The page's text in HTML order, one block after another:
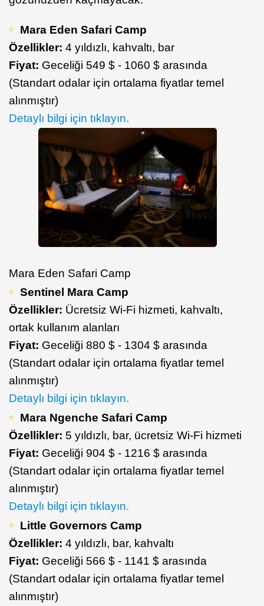
Mara Eden Safari Camp
Özellikler: 4 yıldızlı, kahvaltı, bar
Fiyat: Geceliği 549 $ - 1060 $ arasında
(Standart odalar için ortalama fiyatlar temel
alınmıştır)
Detaylı bilgi için tıklayın.
Mara Eden Safari Camp
Sentinel Mara Camp
Özellikler: Ücretsiz Wi-Fi hizmeti, kahvaltı,
ortak kullanım alanları
Fiyat: Geceliği 880 $ - 1304 $ arasında
(Standart odalar için ortalama fiyatlar temel
alınmıştır)
Detaylı bilgi için tıklayın.
Mara Ngenche Safari Camp
Özellikler: 5 yıldızlı, bar, ücretsiz Wi-Fi hizmeti
Fiyat: Geceliği 904 $ - 1216 $ arasında
(Standart odalar için ortalama fiyatlar temel
alınmıştır)
Detaylı bilgi için tıklayın.
Little Governors Camp
Özellikler: 4 yıldızlı, bar, kahvaltı
Fiyat: Geceliği 566 $ - 1141 $ arasında
(Standart odalar için ortalama fiyatlar temel
alınmıştır)